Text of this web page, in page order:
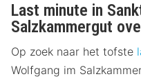
Last minute in
Salzkammergut
Op zoek naar het tofste
Wolfgang im